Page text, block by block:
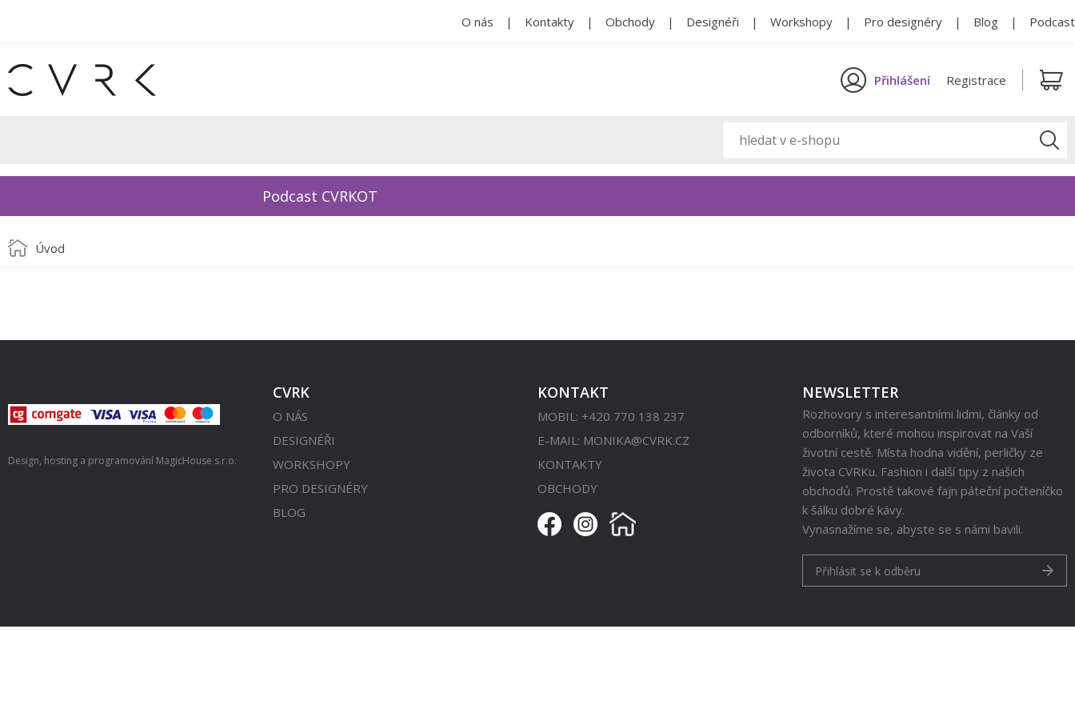
O nás Kontakty Obchody Designéři Workshopy Pro designéry Blog Podcast
Přihlášení Registrace
Podcast CVRKOT
Úvod
Design, hosting a programování MagicHouse s.r.o.
CVRK
O NÁS
DESIGNÉŘI
WORKSHOPY
PRO DESIGNÉRY
BLOG
KONTAKT
MOBIL: +420 770 138 237
E-MAIL: MONIKA@CVRK.CZ
KONTAKTY
OBCHODY
NEWSLETTER
Rozhovory s interesantními lidmi, články od
odborníků, které mohou inspirovat na Vaší
životní cestě. Místa hodna vidění, perličky ze
života CVRKu. Fashion i další tipy z našich
obchodů. Prostě takové fajn páteční počteníčko
k šálku dobré kávy.
Vynasnažíme se, abyste se s námi bavili.
Přihlásit se k odběru